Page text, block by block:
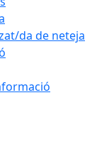
da de neteja